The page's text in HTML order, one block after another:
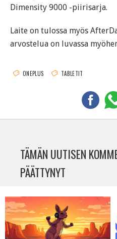
Dimensity 9000 -piirisarja.
Laite on tulossa myös
arvostelua on luvassa
ONEPLUS TABLETIT
TÄMÄN UUTISEN
PÄÄTTYNYT